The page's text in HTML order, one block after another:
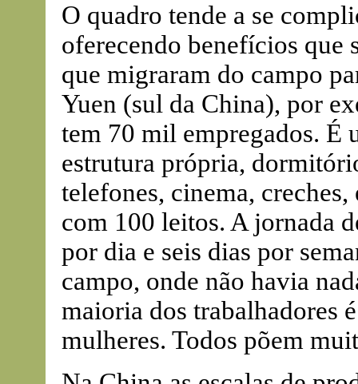
O quadro tende a se
oferecendo benefícios que
que migraram do campo
Yuen (sul da China), por
tem 70 mil empregados. É
estrutura própria,
telefones, cinema,
com 100 leitos. A jornada
por dia e seis dias por
campo, onde não havia
maioria dos trabalhadores
mulheres. Todos põem